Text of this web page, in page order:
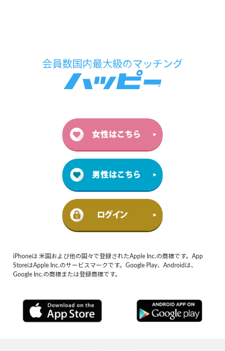
iPhoneは 米国および他の国々で登録されたApple Inc.の商標です。App
StoreはApple Inc.のサービスマークです。Google Play、Androidは、
Google Inc.の商標または登録商標です。